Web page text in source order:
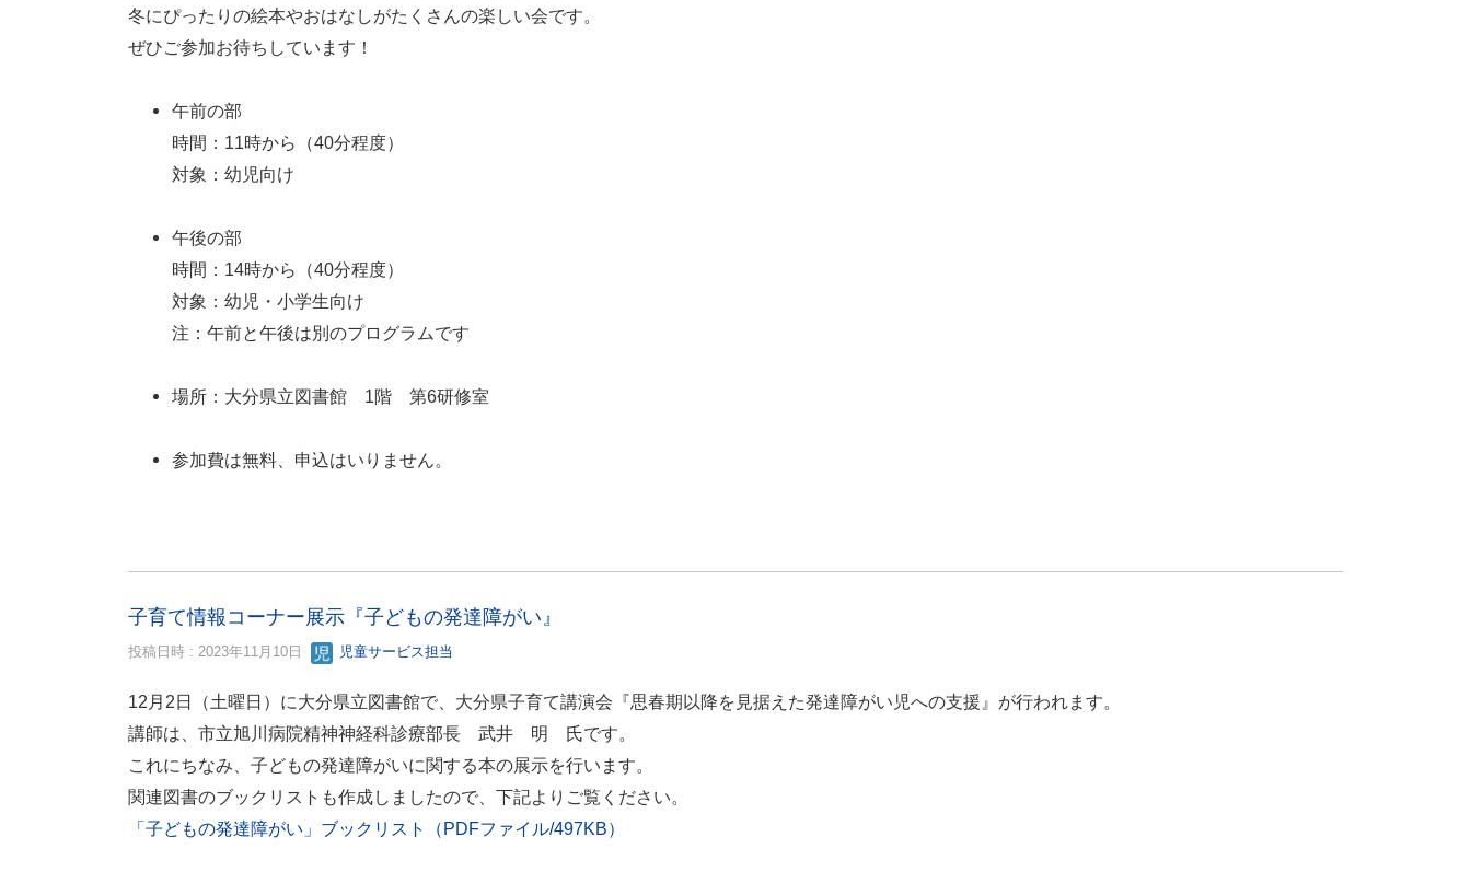
冬にぴったりの絵本やおはなしがたくさんの楽しい会です。
ぜひご参加お待ちしています！
午前の部
時間：11時から（40分程度）
対象：幼児向け
午後の部
時間：14時から（40分程度）
対象：幼児・小学生向け
注：午前と午後は別のプログラムです
場所：大分県立図書館 1階 第6研修室
参加費は無料、申込はいりません。
子育て情報コーナー展示『子どもの発達障がい』
投稿日時 : 2023年11月10日 児童サービス担当
12月2日（土曜日）に大分県立図書館で、大分県子育て講演会『思春期以降を見据えた発達障がい児への支援』が行われます。
講師は、市立旭川病院精神神経科診療部長 武井 明 氏です。
これにちなみ、子どもの発達障がいに関する本の展示を行います。
関連図書のブックリストも作成しましたので、下記よりご覧ください。
「子どもの発達障がい」ブックリスト（PDFファイル/497KB）